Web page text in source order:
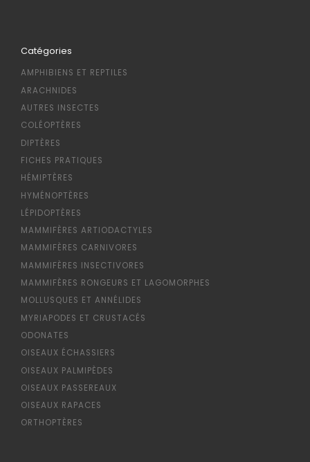
Catégories
AMPHIBIENS ET REPTILES
ARACHNIDES
AUTRES INSECTES
COLÉOPTÈRES
DIPTÈRES
FICHES PRATIQUES
HÉMIPTÈRES
HYMÉNOPTÈRES
LÉPIDOPTÈRES
MAMMIFÈRES ARTIODACTYLES
MAMMIFÈRES CARNIVORES
MAMMIFÈRES INSECTIVORES
MAMMIFÈRES RONGEURS ET LAGOMORPHES
MOLLUSQUES ET ANNÉLIDES
MYRIAPODES ET CRUSTACÉS
ODONATES
OISEAUX ÉCHASSIERS
OISEAUX PALMIPÈDES
OISEAUX PASSEREAUX
OISEAUX RAPACES
ORTHOPTÈRES